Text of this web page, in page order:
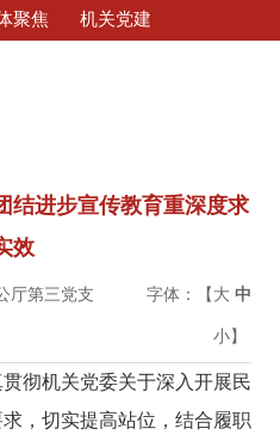
聚焦 机关党建
结进步宣传教育重深度求
效
厅第三党支 字体：【大 中
小】
彻机关党委关于深入开展民
，切实提高站位，结合履职